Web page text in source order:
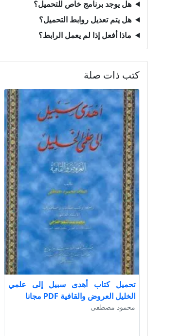
هل يوجد برنامج خاص للتحميل؟
هل يتم تعديل روابط التحميل؟
ماذا أفعل إذا لم يعمل الرابط؟
كتب ذات صلة
تحميل كتاب أهدى سبيل إلى علمي
الخليل العروض والقافية PDF مجانا
محمود مصطفى